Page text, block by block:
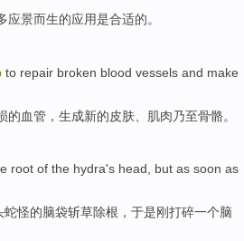
应景而生的应用是合适的。
to repair broken blood vessels and make
的血管 ， 生成新的皮肤 肌肉乃至骨骼。
root of the hydra's head, but as soon as
蛇怪的脑袋斩草除根，于是刚打碎一个脑